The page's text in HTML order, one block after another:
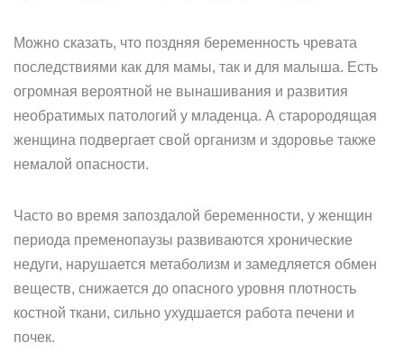
Можно сказать, что поздняя беременность чревата
последствиями как для мамы, так и для малыша. Есть
огромная вероятной не вынашивания и развития
необратимых патологий у младенца. А старородящая
женщина подвергает свой организм и здоровье также
немалой опасности.
Часто во время запоздалой беременности, у женщин
периода пременопаузы развиваются хронические
недуги, нарушается метаболизм и замедляется обмен
веществ, снижается до опасного уровня плотность
костной ткани, сильно ухудшается работа печени и
почек.